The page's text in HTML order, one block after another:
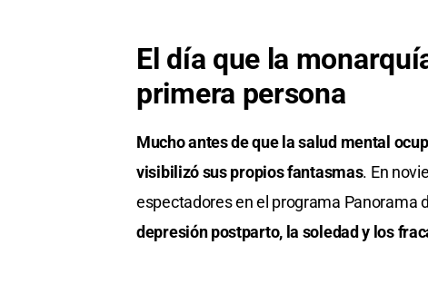
El día que la
primera persona
Mucho antes de que la salud mental
visibilizó sus propios fantasmas. En
espectadores en el programa Panorama
depresión postparto, la soledad y los